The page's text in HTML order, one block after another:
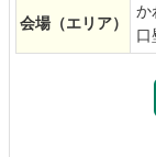
会場（エリア）
か
口